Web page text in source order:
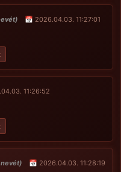
📅 2026.04.03. 11:27:01
11:26:52
📅 2026.04.03. 11:28:19